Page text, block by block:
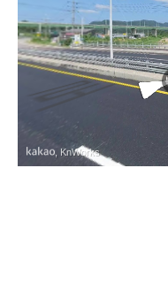
, KnWorks